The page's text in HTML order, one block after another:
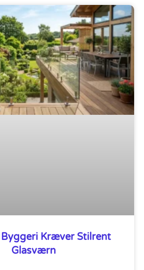
Kræver Stilrent
Glasværn